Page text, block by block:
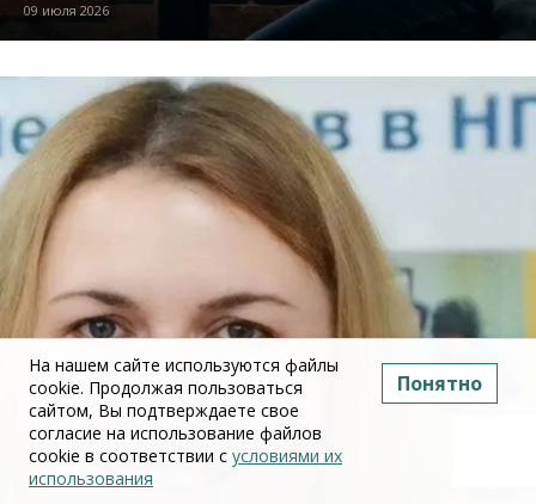
09 июля 2026
На нашем сайте используются файлы
cookie. Продолжая пользоваться
сайтом, Вы подтверждаете свое
согласие на использование файлов
cookie в соответствии с условиями их
использования
Понятно